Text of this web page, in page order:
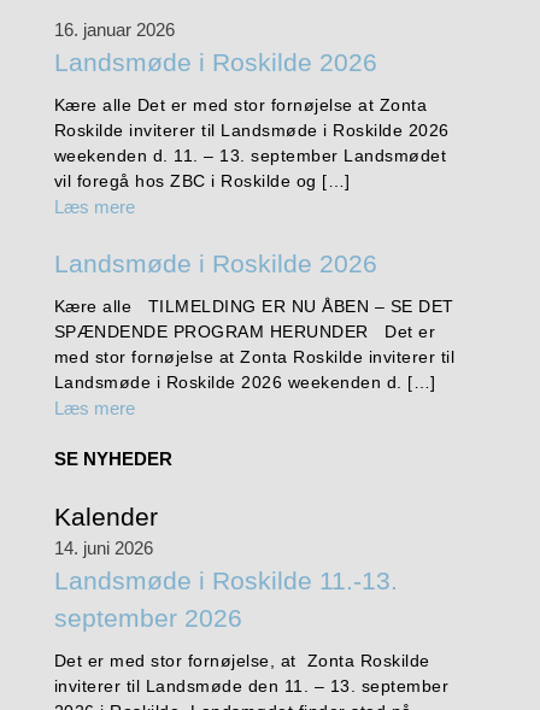
16. januar 2026
Landsmøde i Roskilde 2026
Kære alle Det er med stor fornøjelse at Zonta
Roskilde inviterer til Landsmøde i Roskilde 2026
weekenden d. 11. – 13. september Landsmødet
vil foregå hos ZBC i Roskilde og […]
Læs mere
Landsmøde i Roskilde 2026
Kære alle TILMELDING ER NU ÅBEN – SE DET
SPÆNDENDE PROGRAM HERUNDER Det er
med stor fornøjelse at Zonta Roskilde inviterer til
Landsmøde i Roskilde 2026 weekenden d. […]
Læs mere
SE NYHEDER
Kalender
14. juni 2026
Landsmøde i Roskilde 11.-13.
september 2026
Det er med stor fornøjelse, at Zonta Roskilde
inviterer til Landsmøde den 11. – 13. september